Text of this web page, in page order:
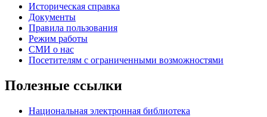
Историческая справка
Документы
Правила пользования
Режим работы
СМИ о нас
Посетителям с ограниченными возможностями
Полезные ссылки
Национальная электронная библиотека